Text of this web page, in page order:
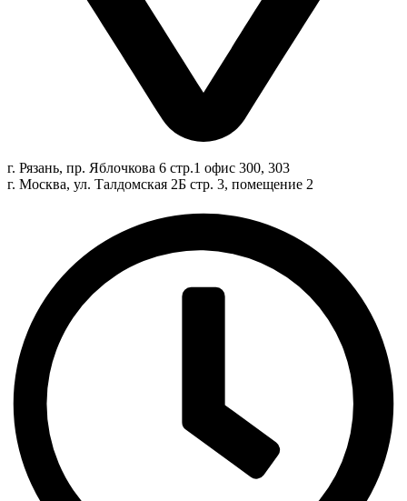
г. Рязань, пр. Яблочкова 6 стр.1 офис 300, 303
г. Москва, ул. Талдомская 2Б стр. 3, помещение 2